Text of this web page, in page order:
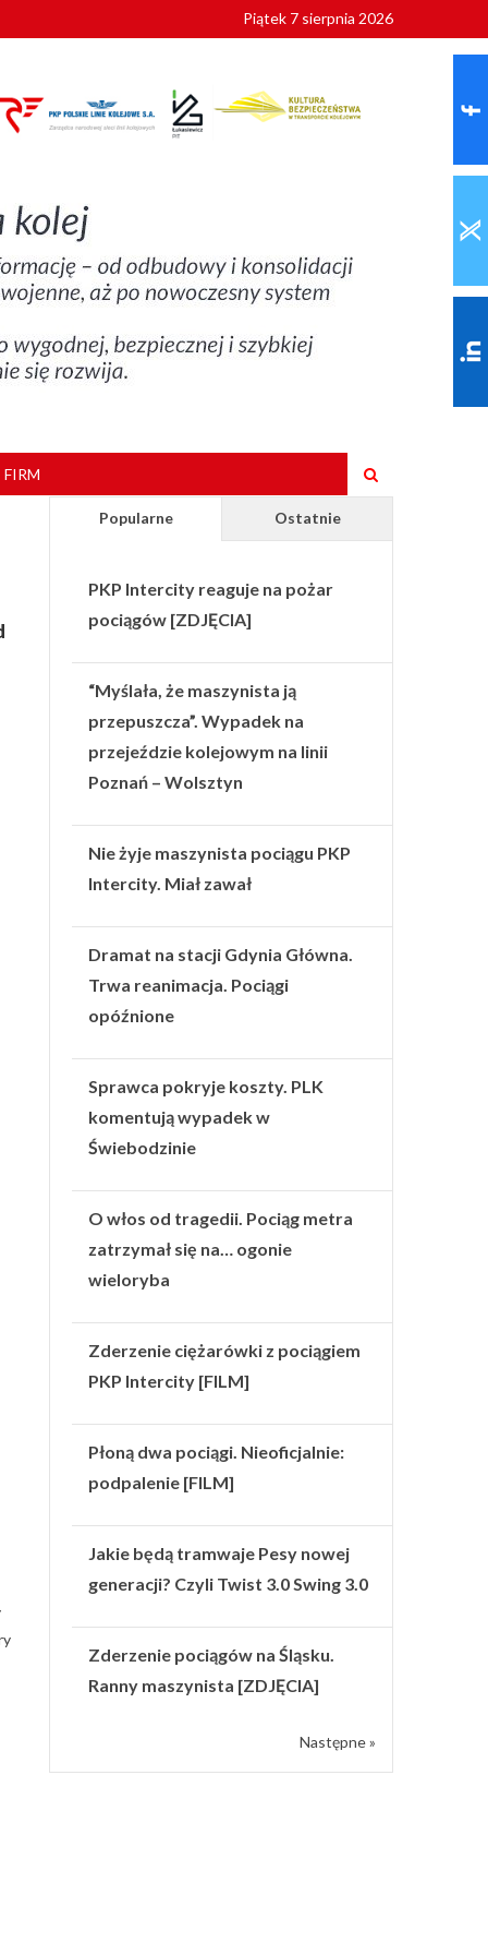
Piątek 7 sierpnia 2026
Popularne Ostatnie
PKP Intercity reaguje na pożar
pociągów [ZDJĘCIA]
“Myślała, że maszynista ją
przepuszcza”. Wypadek na
przejeździe kolejowym na linii
Poznań – Wolsztyn
Nie żyje maszynista pociągu PKP
Intercity. Miał zawał
Dramat na stacji Gdynia Główna.
Trwa reanimacja. Pociągi
opóźnione
Sprawca pokryje koszty. PLK
komentują wypadek w
Świebodzinie
O włos od tragedii. Pociąg metra
zatrzymał się na… ogonie
wieloryba
Zderzenie ciężarówki z pociągiem
PKP Intercity [FILM]
Płoną dwa pociągi. Nieoficjalnie:
podpalenie [FILM]
Jakie będą tramwaje Pesy nowej
generacji? Czyli Twist 3.0 Swing 3.0
Zderzenie pociągów na Śląsku.
Ranny maszynista [ZDJĘCIA]
Następne »